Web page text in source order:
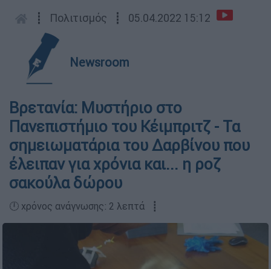
┋ Πολιτισμός ┋ 05.04.2022 15:12
Newsroom
Βρετανία: Μυστήριο στο
Πανεπιστήμιο του Κέιμπριτζ - Τα
σημειωματάρια του Δαρβίνου που
έλειπαν για χρόνια και... η ροζ
σακούλα δώρου
🕛 χρόνος ανάγνωσης: 2 λεπτά ┋